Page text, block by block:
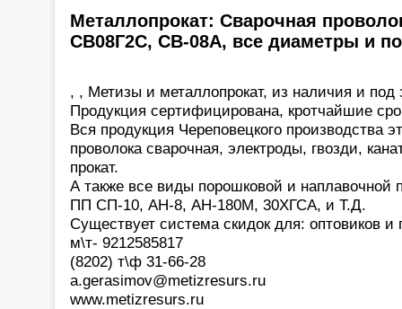
Металлопрокат: Cварочная
СВ08Г2С, СВ-08А, все диаметры и
, , Метизы и металлопрокат, из наличия и под
Продукция сертифицирована, кротчайшие
Вся продукция Череповецкого производства
проволока сварочная, электроды, гвозди,
прокат.
А также все виды порошковой и наплавочной
ПП СП-10, АН-8, АН-180М, 30ХГСА, и Т.Д.
Существует система скидок для: оптовиков и
м\т- 9212585817
(8202) т\ф 31-66-28
a.gerasimov@metizresurs.ru
www.metizresurs.ru